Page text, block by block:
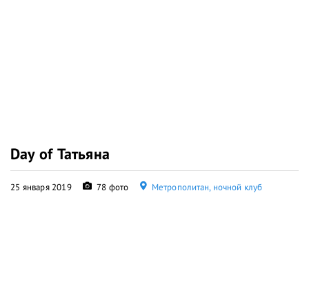
Day of Татьяна
25 января 2019 78 фото Метрополитан, ночной клуб